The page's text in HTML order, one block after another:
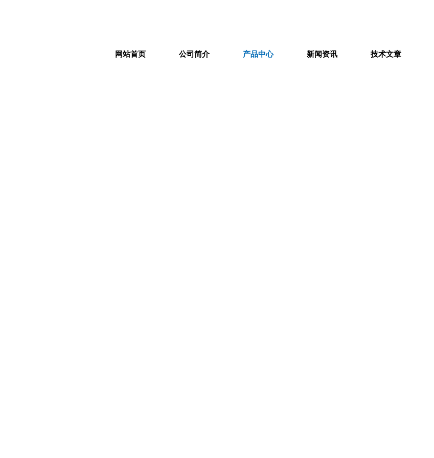
网站首页 公司简介 产品中心 新闻资讯 技术文章